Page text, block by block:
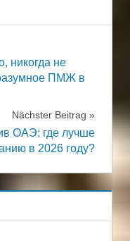
никогда не
ПМЖ в
Nächster Beitrag
ОАЭ: где лучше
в 2026 году?